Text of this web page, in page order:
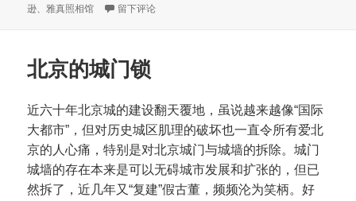
逊、雅真照相馆 于十九世纪照片的签名样式
留下评论
北京的城门锁
近六十年北京城的建设翻天覆地，虽说越来越像“国际
大都市”，但对历史城区肌理的破坏也一直令所有爱北
京的人心痛，特别是对北京城门与城墙的拆除。城门
城墙的存在本来是可以无碍城市发展和扩张的，但已
然拆了，近几年又“复建”假古董，频频沦为笑柄。好